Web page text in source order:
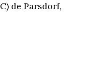
de Parsdorf,